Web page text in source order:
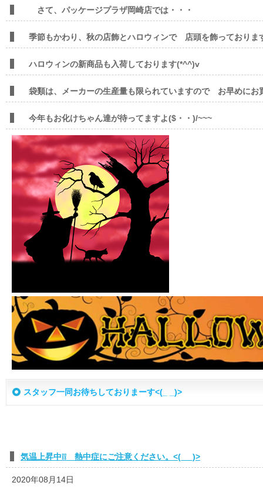
さて、パッケージプラザ岡崎店では・・・
季節もかわり、秋の店飾とハロウィンで 店頭を飾っておりま
ハロウィンの新商品も入荷しております(*^^)v
袋類は、メーカーの生産量も限られていますので お早めにお
今年もお化けちゃん達が待ってますよ($・・)/~~~
スタッフ一同お待ちしておりまーす<(_ _)>
気温上昇中❕❕ 熱中症にご注意ください。<(_ _)>
2020年08月14日